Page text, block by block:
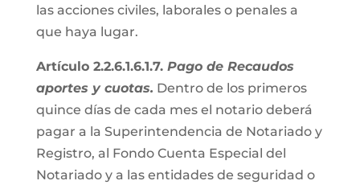
las acciones civiles, laborales o penales a
que haya lugar.
Artículo 2.2.6.1.6.1.7. Pago de Recaudos
aportes y cuotas. Dentro de los primeros
quince días de cada mes el notario deberá
pagar a la Superintendencia de Notariado y
Registro, al Fondo Cuenta Especial del
Notariado y a las entidades de seguridad o